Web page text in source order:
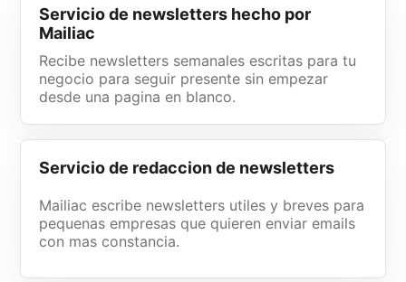
Servicio de newsletters hecho por
Mailiac
Recibe newsletters semanales escritas para tu
negocio para seguir presente sin empezar
desde una pagina en blanco.
Servicio de redaccion de newsletters
Mailiac escribe newsletters utiles y breves para
pequenas empresas que quieren enviar emails
con mas constancia.